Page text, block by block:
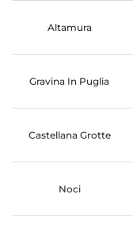
Altamura
Gravina In Puglia
Castellana Grotte
Noci